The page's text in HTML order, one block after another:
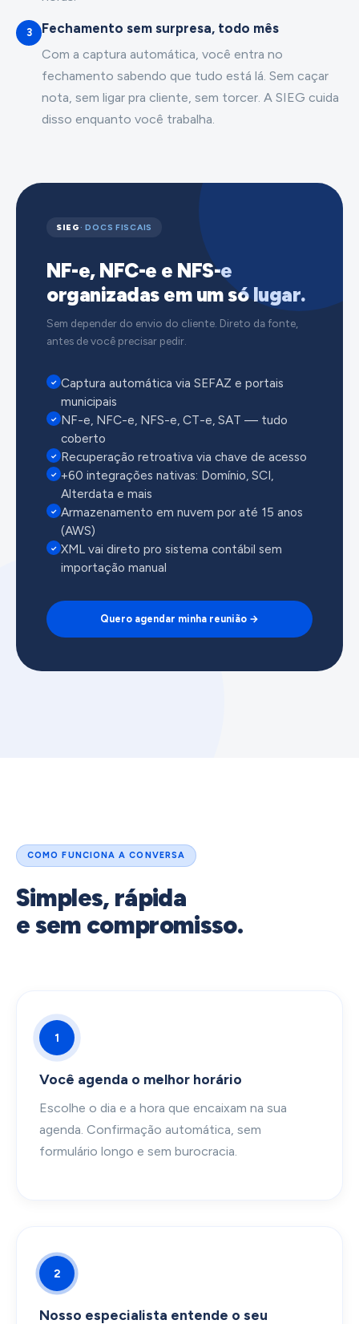
3 Fechamento sem surpresa, todo mês
Com a captura automática, você entra no
fechamento sabendo que tudo está lá. Sem caçar
nota, sem ligar pra cliente, sem torcer. A SIEG cuida
disso enquanto você trabalha.
SIEG · DOCS FISCAIS
NF-e, NFC-e e NFS-e
organizadas em um só lugar.
Sem depender do envio do cliente. Direto da fonte,
antes de você precisar pedir.
✓ Captura automática via SEFAZ e portais
municipais
✓ NF-e, NFC-e, NFS-e, CT-e, SAT — tudo
coberto
✓ Recuperação retroativa via chave de acesso
✓ +60 integrações nativas: Domínio, SCI,
Alterdata e mais
✓ Armazenamento em nuvem por até 15 anos
(AWS)
✓ XML vai direto pro sistema contábil sem
importação manual
Quero agendar minha reunião →
COMO FUNCIONA A CONVERSA
Simples, rápida
e sem compromisso.
1
Você agenda o melhor horário
Escolhe o dia e a hora que encaixam na sua
agenda. Confirmação automática, sem
formulário longo e sem burocracia.
2
Nosso especialista entende o seu